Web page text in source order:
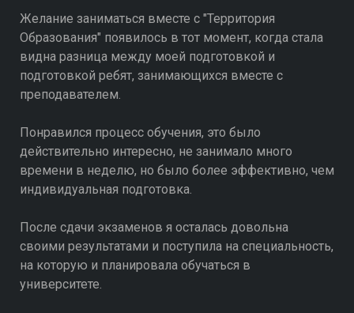
Желание заниматься вместе с "Территория
Образования" появилось в тот момент, когда стала
видна разница между моей подготовкой и
подготовкой ребят, занимающихся вместе с
преподавателем.
Понравился процесс обучения, это было
действительно интересно, не занимало много
времени в неделю, но было более эффективно, чем
индивидуальная подготовка.
После сдачи экзаменов я осталась довольна
своими результатами и поступила на специальность,
на которую и планировала обучаться в
университете.